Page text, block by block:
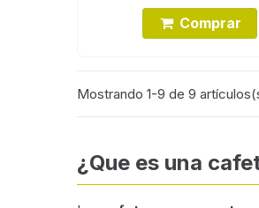
Comprar
Mostrando 1-9 de 9
¿Que es una